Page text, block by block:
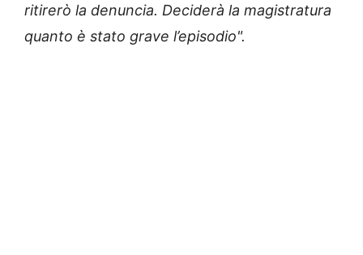
ritirerò la denuncia. Deciderà la magistratura
quanto è stato grave l’episodio".